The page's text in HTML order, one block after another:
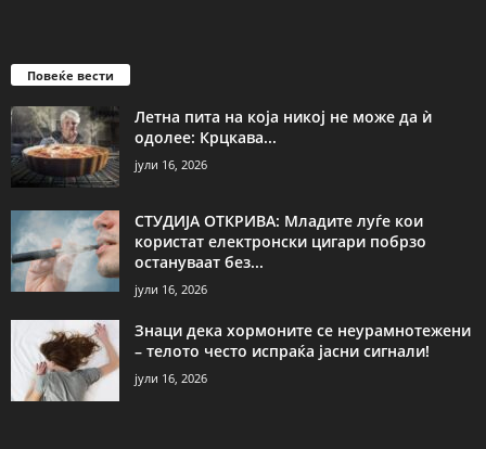
Повеќе вести
Летна пита на која никој не може да ѝ
одолее: Крцкава...
јули 16, 2026
СТУДИЈА ОТКРИВА: Младите луѓе кои
користат електронски цигари побрзо
остануваат без...
јули 16, 2026
Знаци дека хормоните се неурамнотежени
– телото често испраќа јасни сигнали!
јули 16, 2026